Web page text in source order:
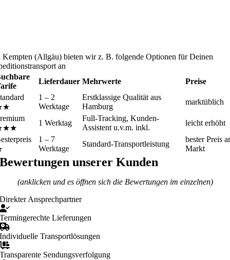
Kempten (Allgäu) bieten wir z. B. folgende Optionen für Deinen
an
Lieferdauer Mehrwerte
Preise
1 – 2
Werktage
Erstklassige Qualität aus
Hamburg
marktüblich
1 Werktag
Full-Tracking, Kunden-
Assistent u.v.m. inkl.
leicht erhöht
1 – 7
Werktage
Standard-Transportleistung
bester Preis
Markt
Bewertungen unserer Kunden
(anklicken und es öffnen sich die Bewertungen im einzelnen)
Direkter Ansprechpartner
Termingerechte Lieferungen
Individuelle Transportlösungen
Transparente Sendungsverfolgung